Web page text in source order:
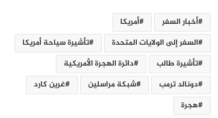
أخبار السفر
أمريكا
السفر إلى الولايات ‏المتحدة
تأشيرة سياحة أمريكا
تأشيرة طالب
دائرة الهجرة الأمريكية
دونالد ترمب
شبكة مراسلين‎
غرين كارد
هجرة